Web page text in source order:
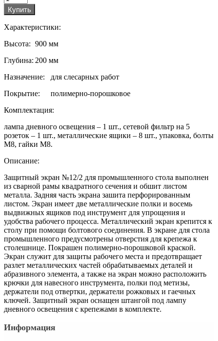
Купить
Характеристики:
Высота: 900 мм
Глубина: 200 мм
Назначение:
для слесарных работ
Покрытие:
полимерно-порошковое
Комплектация:
лампа дневного освещения – 1 шт., сетевой фильтр на 5
розеток – 1 шт., металлические ящики – 8 шт., упаковка, болты
М8, гайки М8.
Описание:
Защитный экран №12/2 для промышленного стола выполнен
из сварной рамы квадратного сечения и обшит листом
металла. Задняя часть экрана зашита перфорированным
листом. Экран имеет две металлические полки и восемь
выдвижных ящиков под инструмент для упрощения и
удобства рабочего процесса. Металлический экран крепится к
столу при помощи болтового соединения. В экране для стола
промышленного предусмотрены отверстия для крепежа к
столешнице. Покрашен полимерно-порошковой краской.
Экран служит для защиты рабочего места и предотвращает
разлет металлических частей обрабатываемых деталей и
абразивного элемента, а также на экран можно расположить
крючки для навесного инструмента, полки под метизы,
держатели под отвертки, держатели рожковых и гаечных
ключей. Защитный экран оснащен штангой под лампу
дневного освещения с крепежами в комплекте.
Информация